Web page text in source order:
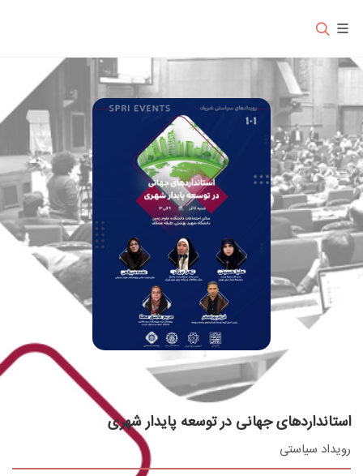
استانداردهای جهانی در توسعه پایدار شهری
رویداد سیاستی